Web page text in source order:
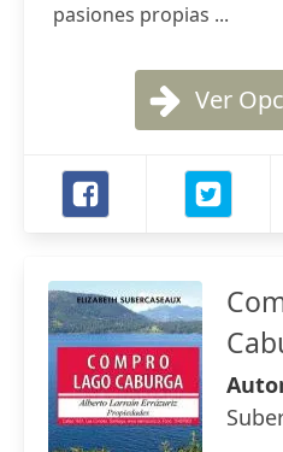
pasiones propias ...
Ver